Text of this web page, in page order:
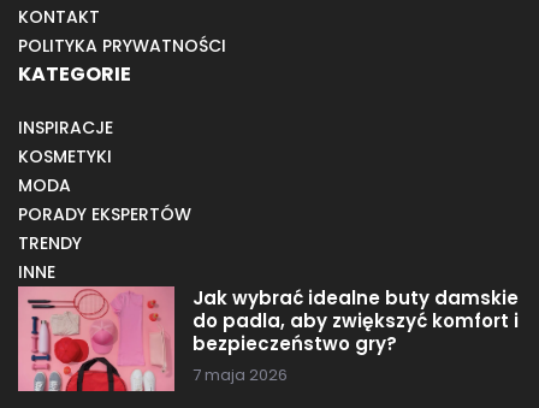
KONTAKT
POLITYKA PRYWATNOŚCI
KATEGORIE
INSPIRACJE
KOSMETYKI
MODA
PORADY EKSPERTÓW
TRENDY
INNE
Jak wybrać idealne buty damskie
do padla, aby zwiększyć komfort i
bezpieczeństwo gry?
7 maja 2026